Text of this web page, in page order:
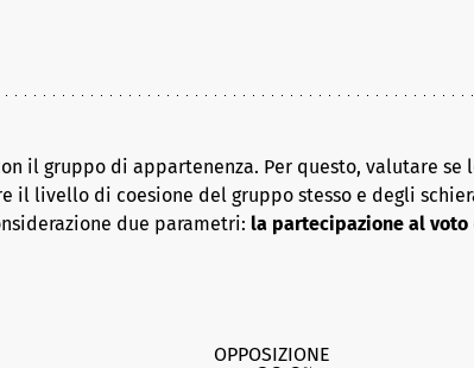
il gruppo di appartenenza. Per questo, valutare se
livello di coesione del gruppo stesso e degli
due parametri: la partecipazione al voto
OPPOSIZIONE